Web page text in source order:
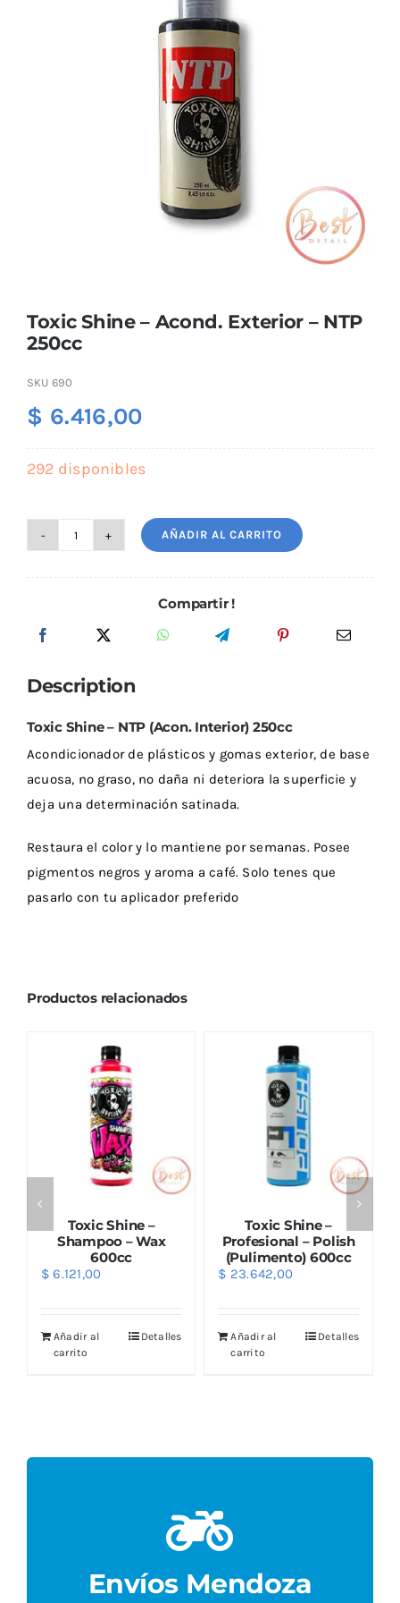
Outlet
Noticias
Toxic Shine – Acond. Exterior – NTP
250cc
SKU 690
$ 6.416,00
292 disponibles
Exterior
NTP
250cc
cantidad
AÑADIR AL CARRITO
Compartir !
Description
Toxic Shine – NTP (Acon. Interior) 250cc
Acondicionador de plásticos y gomas exterior, de base
acuosa, no graso, no daña ni deteriora la superficie y
deja una determinación satinada.
Restaura el color y lo mantiene por semanas. Posee
pigmentos negros y aroma a café. Solo tenes que
pasarlo con tu aplicador preferido
Productos relacionados
Toxic Shine –
Shampoo – Wax
600cc
$ 6.121,00
Añadir al
carrito
Detalles
Toxic Shine –
Profesional – Polish
(Pulimento) 600cc
$ 23.642,00
Añadir al
carrito
Detalles
Envíos Mendoza
Envíos Mendoza
Los envíos alrededores de la sucursal se
gestiona por Cadetería a domicilio o retiro por
Local.